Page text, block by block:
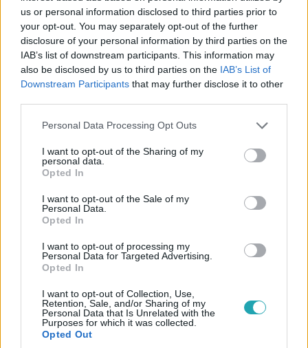
us or personal information disclosed to third parties prior to
your opt-out. You may separately opt-out of the further
disclosure of your personal information by third parties on the
IAB’s list of downstream participants. This information may
also be disclosed by us to third parties on the IAB’s List of
Downstream Participants that may further disclose it to other
Please note that this website/app uses one or more Google
not limited to your visit or usage behaviour. You may click to
grant or deny consent to Google and its third-party tags to
use your data for below specified purposes in below Google
consent section.
Personal Data Processing Opt Outs
I want to opt-out of the Sharing of my
personal data.
Opted In
I want to opt-out of the Sale of my
Personal Data.
Opted In
I want to opt-out of processing my
Personal Data for Targeted Advertising.
Opted In
I want to opt-out of Collection, Use,
Retention, Sale, and/or Sharing of my
Personal Data that Is Unrelated with the
Purposes for which it was collected.
Opted Out
2024. március 17. 16:48
Kilépett a pártból a mosonmagyaróvári DK-elnök,
A DK-elnök szerint csak közös ellenzéki jelöltnek van
esélye leváltani a fideszes polgármestert, ő nem akar
jobbikosnak kampányolni.